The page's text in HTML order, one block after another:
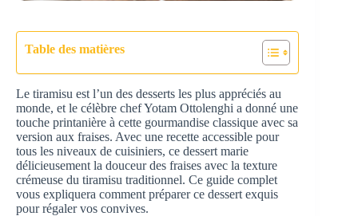
Table des matières
Le tiramisu est l’un des desserts les plus appréciés au
monde, et le célèbre chef Yotam Ottolenghi a donné une
touche printanière à cette gourmandise classique avec sa
version aux fraises. Avec une recette accessible pour
tous les niveaux de cuisiniers, ce dessert marie
délicieusement la douceur des fraises avec la texture
crémeuse du tiramisu traditionnel. Ce guide complet
vous expliquera comment préparer ce dessert exquis
pour régaler vos convives.